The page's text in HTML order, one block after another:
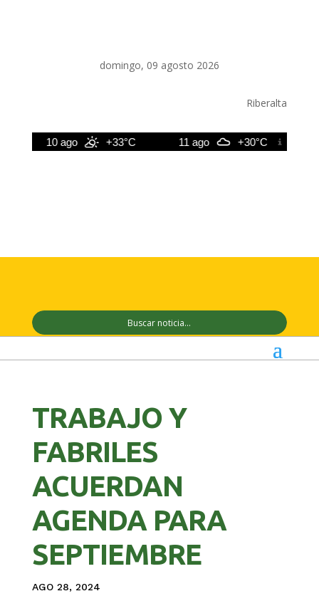
domingo, 09 agosto 2026
Riberalta
10 ago +33°C 11 ago +30°C
TRABAJO Y
FABRILES
ACUERDAN
AGENDA PARA
SEPTIEMBRE
AGO 28, 2024